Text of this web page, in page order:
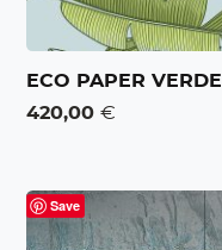
ECO PAPER VERDE
420,00€
Save